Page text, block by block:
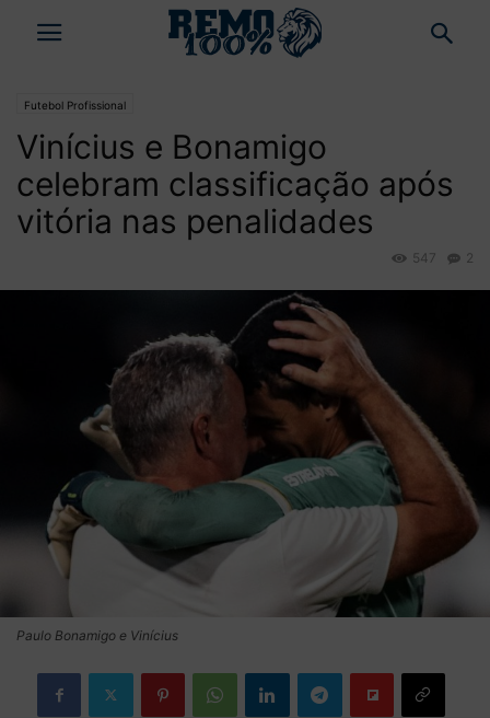
Futebol Profissional
Vinícius e Bonamigo
celebram classificação após
vitória nas penalidades
2
547
Paulo Bonamigo e Vinícius